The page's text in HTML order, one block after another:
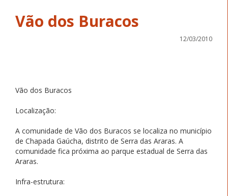
Vão dos Buracos
12/03/2010
Vão dos Buracos
Localização:
A comunidade de Vão dos Buracos se localiza no município
de Chapada Gaúcha, distrito de Serra das Araras. A
comunidade fica próxima ao parque estadual de Serra das
Araras.
Infra-estrutura: